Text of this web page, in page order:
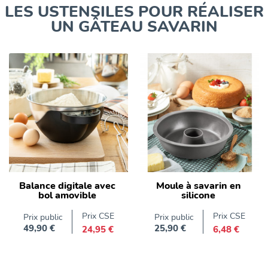
LES USTENSILES POUR RÉALISER
UN GÂTEAU SAVARIN
Balance digitale avec
bol amovible
Prix public
Prix
49,90 €
Prix CSE
24,95 €
Moule à savarin en
silicone
Prix public
Prix
25,90 €
Prix CSE
6,48 €